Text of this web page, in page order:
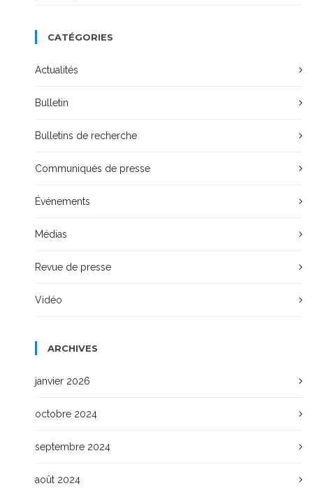
CATÉGORIES
Actualités
Bulletin
Bulletins de recherche
Communiqués de presse
Événements
Médias
Revue de presse
Vidéo
ARCHIVES
janvier 2026
octobre 2024
septembre 2024
août 2024